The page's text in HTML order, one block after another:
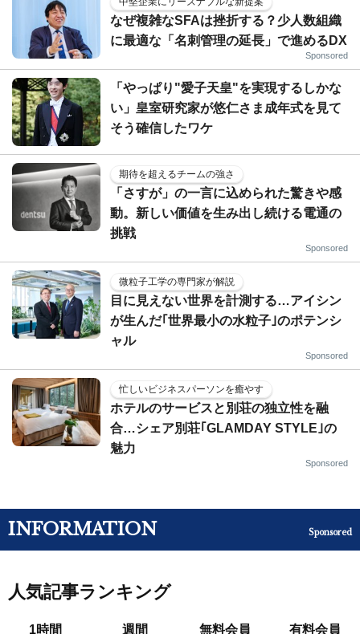
なぜ複雑なSFAは挫折する？少人数組織
に最適な「名刺管理の延長」で進めるDX
Sponsored
「やっぱり"愛子天皇"を実現するしかな
い」皇室研究家が悠仁さま成年式を見て
そう確信したワケ
期待を超えるチームの強さ
「さすが」の一言に込められた驚きや感
動。新しい価値を生み出し続ける電通の
挑戦
Sponsored
微粒子工学の専門家が解説
目に見えない世界を計測する…アイシン
が生んだ｢世界最小の水粒子｣のポテンシ
ャル
Sponsored
忙しいビジネスパーソンを癒やす
ホテルのサービスと別荘の独立性を融
合…シェア別荘｢GLAMDAY STYLE｣の
魅力
Sponsored
INFORMATION Sponsored
人気記事ランキング
1時間 週間 無料会員 有料会員